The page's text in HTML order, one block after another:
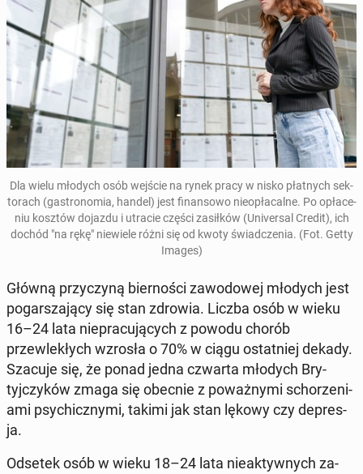
Dla wielu młodych osób wejście na rynek pracy w nisko płat­nych sek­
torach (gas­trono­mia, handel) jest fi­nan­sowo nieopła­calne. Po opłace­
niu kosztów dojazdu i utracie części za­siłków (Uni­ver­sal Credit), ich
dochód "na rękę" niewiele różni się od kwoty świad­czenia. (Fot. Getty
Images)
Główną przy­czyną bier­noś­ci za­wodowej młodych jest
pog­a­rsza­ją­cy się stan zdrowia. Liczba osób w wieku
16–24 lata niepracu­ją­cych z powodu chorób
przewlekłych wzrosła o 70% w ciągu os­tat­niej dekady.
Szacuje się, że ponad jedna czwarta młodych Bry­
tyjczyków zmaga się obecnie z poważny­mi schorzeni­
a­mi psy­chiczny­mi, takimi jak stan lękowy czy de­pres­
ja.
Odsetek osób w wieku 18–24 lata nieak­ty­wnych za­